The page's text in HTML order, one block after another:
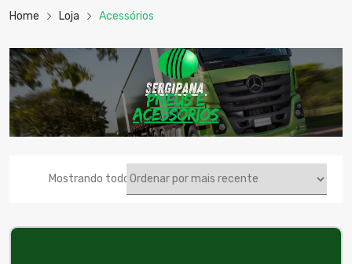
Home Loja Acessórios
Mostrando todos os 11 resultados Classificado
por
recente